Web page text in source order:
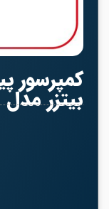
بیتزر مدل 4FES-3Y-40S